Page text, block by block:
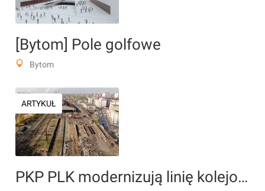
[Bytom] Pole golfowe
Bytom
ARTYKUŁ
PKP PLK modernizują linię kolejową nr 131 Chorzów Batory – Bytom – Nakło Śląskie [ZDJĘCIA]